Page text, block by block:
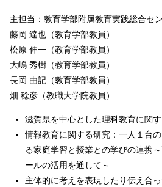
主担当：教育学部附属教育実践総合セ
藤岡 達也（教育学部教員）
松原 伸一（教育学部教員）
大嶋 秀樹（教育学部教員）
長岡 由記（教育学部教員）
畑 稔彦（教職大学院教員）
滋賀県を中心とした理科教育に関
情報教育に関する研究：一人１台
る家庭学習と授業との学びの連携
ールの活用を通して～
主体的に考えを表現したり伝え合